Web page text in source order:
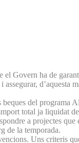
Govern ha de
del
total ja liquidat
a projectes
de la temporada.
Uns criteris